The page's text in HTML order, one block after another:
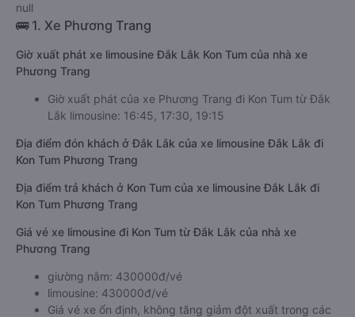
null
🚌 1. Xe Phương Trang
Giờ xuất phát xe limousine Đắk Lắk Kon Tum của nhà xe
Phương Trang
Giờ xuất phát của xe Phương Trang đi Kon Tum từ Đắk
Lắk limousine: 16:45, 17:30, 19:15
Địa điểm đón khách ở Đắk Lắk của xe limousine Đắk Lắk đi
Kon Tum Phương Trang
Địa điểm trả khách ở Kon Tum của xe limousine Đắk Lắk đi
Kon Tum Phương Trang
Giá vé xe limousine đi Kon Tum từ Đắk Lắk của nhà xe
Phương Trang
giường nằm: 430000đ/vé
limousine: 430000đ/vé
Giá vé xe ổn định, không tăng giảm đột xuất trong các